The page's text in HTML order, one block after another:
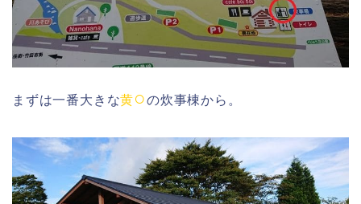
まずは一番大きな黄○の炊事棟から。